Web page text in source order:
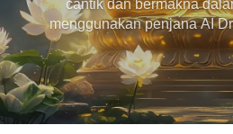
dengan
cantik dan bermakna
menggunakan penjana AI
anda memerlukan poster
dicetak, ucapan media
perayaan Buddha moden, AI
mencipta visual berkualiti
dengan gesaan mudah.